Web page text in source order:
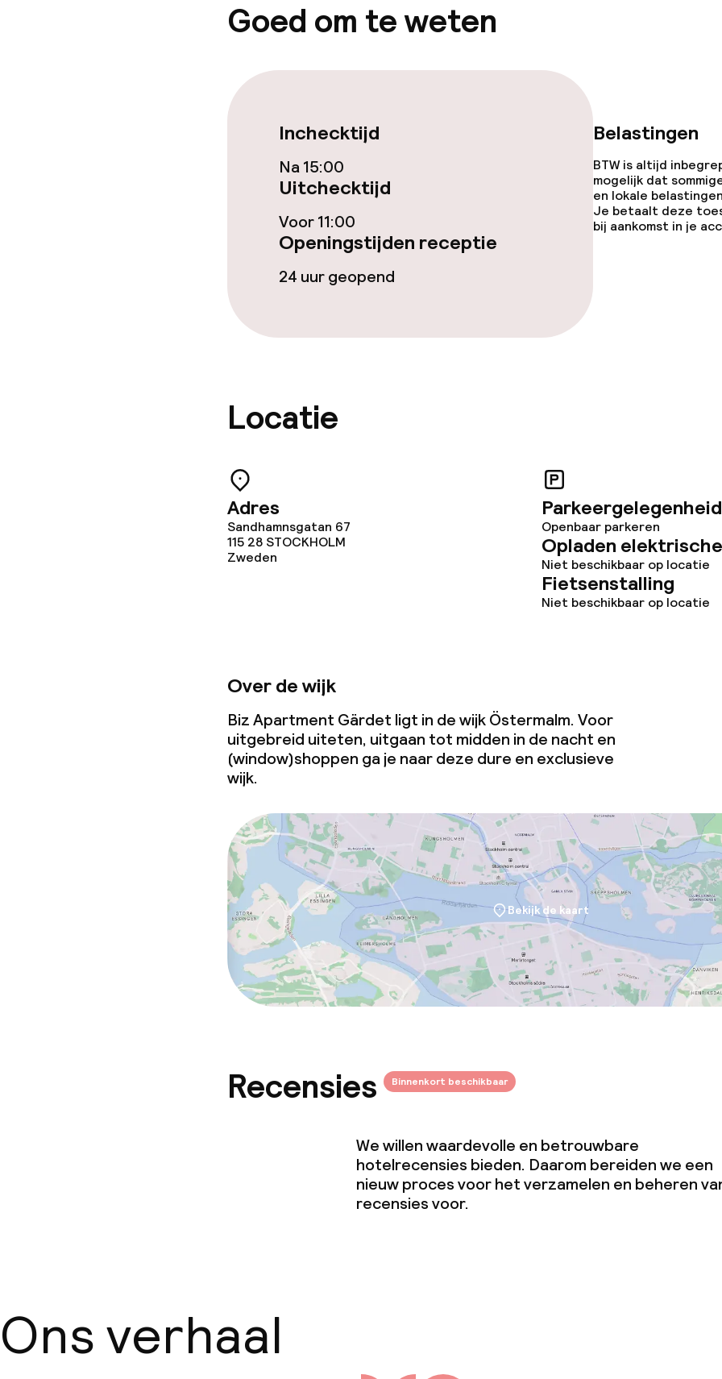
Goed om te weten
Inchecktijd
Na 15:00
Uitchecktijd
Voor 11:00
Openingstijden receptie
24 uur geopend
Belastingen
BTW is altijd
mogelijk dat
en lokale
Je betaalt deze
bij aankomst in je
Locatie
Adres
Sandhamnsgatan 67
115 28 STOCKHOLM
Zweden
Parkeergelegenheid
Openbaar parkeren
Opladen
Niet beschikbaar op locatie
Fietsenstalling
Niet beschikbaar op locatie
Over de wijk
Biz Apartment Gärdet ligt in de wijk Östermalm. Voor
uitgebreid uiteten, uitgaan tot midden in de nacht en
(window)shoppen ga je naar deze dure en exclusieve
wijk.
Bekijk de kaart
Recensies Binnenkort beschikbaar
We willen waardevolle en betrouwbare
hotelrecensies bieden. Daarom bereiden we een
nieuw proces voor het verzamelen en beheren
recensies voor.
Ons verhaal